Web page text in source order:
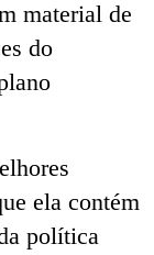
material de
do
ela contém
política